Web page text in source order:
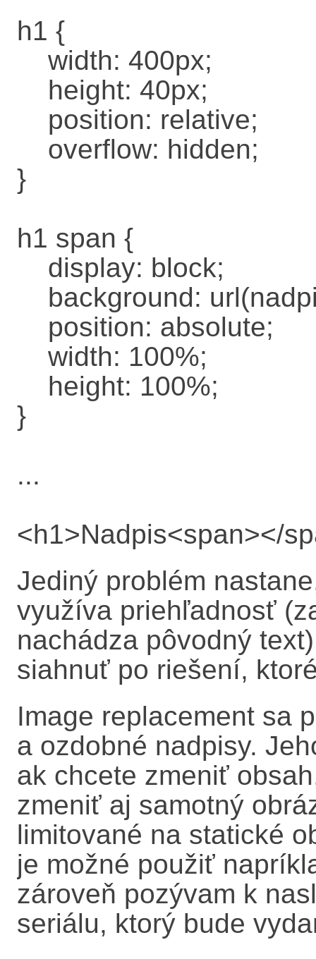
h1 {
width: 400px;
height: 40px;
position: relative;
overflow: hidden;
}
h1 span {
display: block;
background:
position: absolute;
width: 100%;
height: 100%;
}
...
<h1>Nadpis<span></
Jediný problém
využíva priehľadnosť
nachádza pôvodný
siahnuť po riešení,
Image replacement sa
a ozdobné nadpisy.
ak chcete zmeniť
zmeniť aj samotný
limitované na statické
je možné použiť
zároveň pozývam k
seriálu, ktorý bude